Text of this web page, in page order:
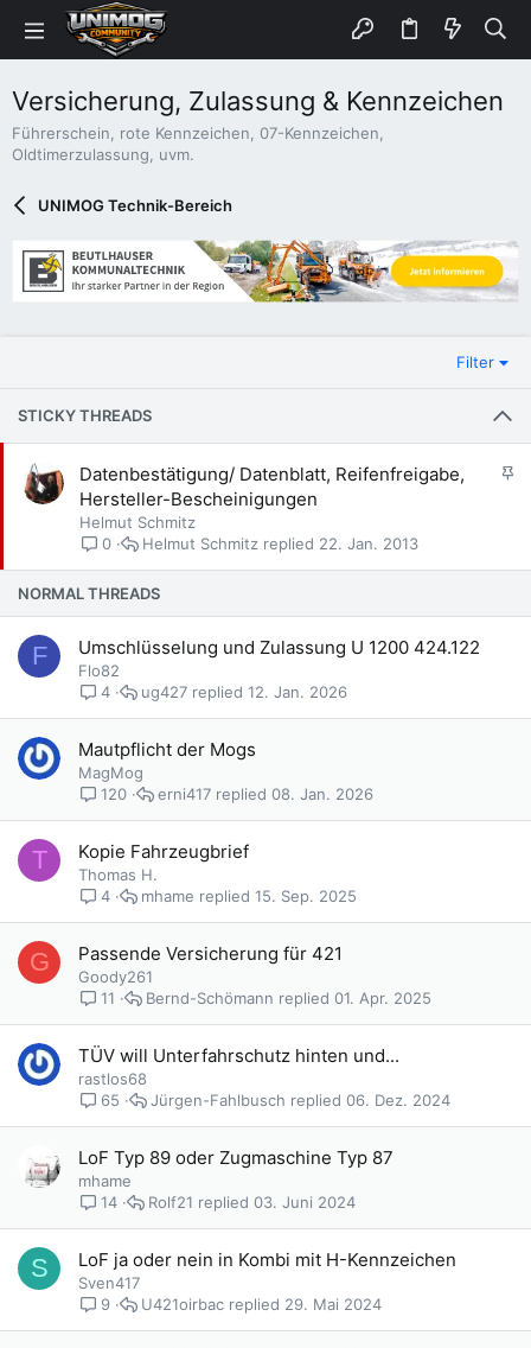
Versicherung, Zulassung & Kennzeichen
Führerschein, rote Kennzeichen, 07-Kennzeichen,
Oldtimerzulassung, uvm.
UNIMOG Technik-Bereich
Filter
STICKY THREADS
A
Datenbestätigung/ Datenblatt, Reifenfreigabe,
Hersteller-Bescheinigungen
Helmut Schmitz
0
22. Jan. 2013
Helmut Schmitz
NORMAL THREADS
F Umschlüsselung und Zulassung U 1200 424.122
Flo82
4
12. Jan. 2026
ug427
Mautpflicht der Mogs
MagMog
120
08. Jan. 2026
erni417
T Kopie Fahrzeugbrief
Thomas H.
4
15. Sep. 2025
mhame
G Passende Versicherung für 421
Goody261
11
01. Apr. 2025
Bernd-Schömann
TÜV will Unterfahrschutz hinten und...
rastlos68
65
06. Dez. 2024
Jürgen-Fahlbusch
LoF Typ 89 oder Zugmaschine Typ 87
mhame
14
03. Juni 2024
Rolf21
S LoF ja oder nein in Kombi mit H-Kennzeichen
Sven417
9
29. Mai 2024
U421oirbac